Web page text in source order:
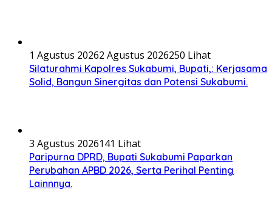
1 Agustus 20262 Agustus 2026250 Lihat
Silaturahmi Kapolres Sukabumi, Bupati,: Kerjasama
Solid, Bangun Sinergitas dan Potensi Sukabumi.
3 Agustus 2026141 Lihat
Paripurna DPRD, Bupati Sukabumi Paparkan
Perubahan APBD 2026, Serta Perihal Penting
Lainnnya.